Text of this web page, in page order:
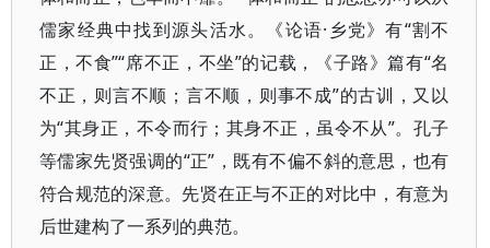
儒家经典中找到源头活水。《论语·乡党》有“割不
正，不食”“席不正，不坐”的记载，《子路》篇有“名
不正，则言不顺；言不顺，则事不成”的古训，又以
为“其身正，不令而行；其身不正，虽令不从”。孔子
等儒家先贤强调的“正”，既有不偏不斜的意思，也有
符合规范的深意。先贤在正与不正的对比中，有意为
后世建构了一系列的典范。